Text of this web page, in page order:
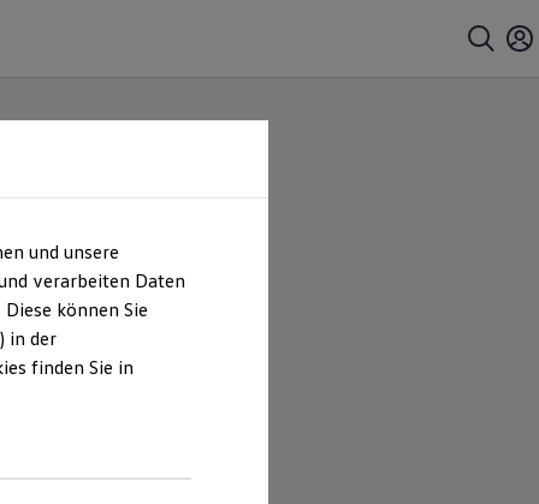
und unsere
verarbeiten Daten
können Sie
in der
finden Sie in